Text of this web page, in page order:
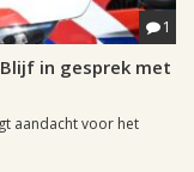
1
in gesprek met
aandacht voor het